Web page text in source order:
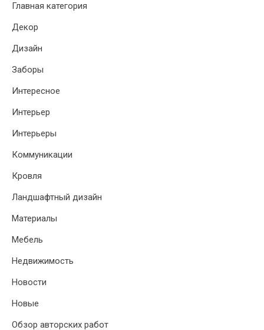
Главная категория
Декор
Дизайн
Заборы
Интересное
Интерьер
Интерьеры
Коммуникации
Кровля
Ландшафтный дизайн
Материалы
Мебель
Недвижимость
Новости
Новые
Обзор авторских работ